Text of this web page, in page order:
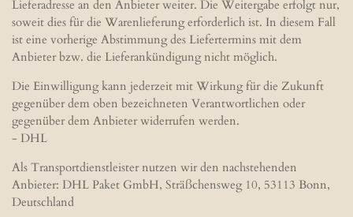
Lieferadresse an den Anbieter weiter. Die Weitergabe erfolgt nur,
soweit dies für die Warenlieferung erforderlich ist. In diesem Fall
ist eine vorherige Abstimmung des Liefertermins mit dem
Anbieter bzw. die Lieferankündigung nicht möglich.
Die Einwilligung kann jederzeit mit Wirkung für die Zukunft
gegenüber dem oben bezeichneten Verantwortlichen oder
gegenüber dem Anbieter widerrufen werden.
- DHL
Als Transportdienstleister nutzen wir den nachstehenden
Anbieter: DHL Paket GmbH, Sträßchensweg 10, 53113 Bonn,
Deutschland